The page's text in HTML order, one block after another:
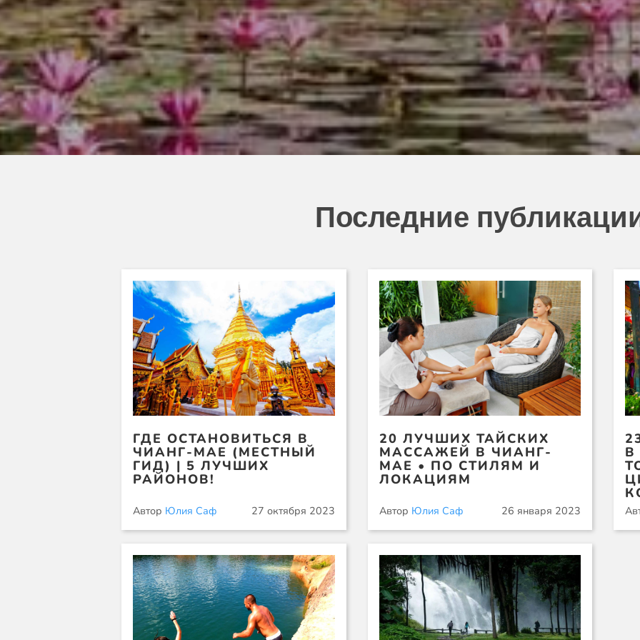
Последние
ГДЕ ОСТАНОВИТЬСЯ В
ЧИАНГ-МАЕ (МЕСТНЫЙ
ГИД) | 5 ЛУЧШИХ
РАЙОНОВ!
Автор Юлия Саф 27 октября 2023
20 ЛУЧШИХ ТАЙСКИХ
МАССАЖЕЙ В ЧИАНГ-
МАЕ • ПО СТИЛЯМ И
ЛОКАЦИЯМ
Автор Юлия Саф 26 января 2023
В